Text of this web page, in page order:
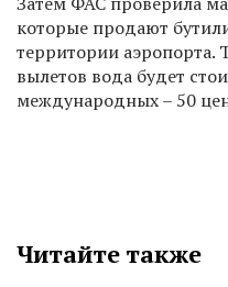
которые продают
территории аэропорта.
вылетов вода будет
международных – 50
Читайте также